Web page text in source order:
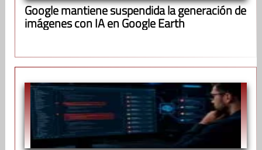
Google mantiene suspendida la generación de
imágenes con IA en Google Earth